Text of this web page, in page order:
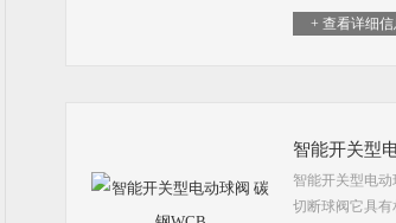
密封的特性，调
工行业恶劣环境
+ 查看详细信
智能开关型
智能开关型电
切断球阀它具有